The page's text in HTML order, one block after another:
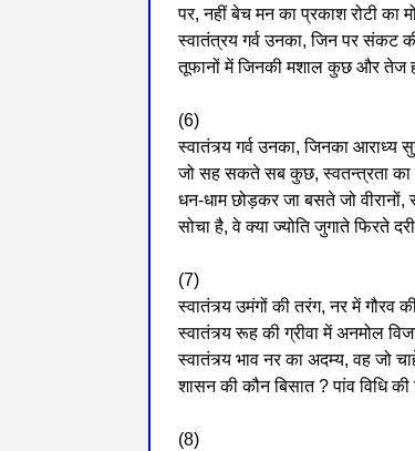
पर, नहीं बेच मन का प्रकाश रोटी का
स्वातंत्रय गर्व उनका, जिन पर संकट
तूफानों में जिनकी मशाल कुछ और तेज
(6)
स्वातंत्र्य गर्व उनका, जिनका आराध्य
जो सह सकते सब कुछ, स्वतन्त्रता का
धन-धाम छोड़कर जा बसते जो वीरानों,
सोचा है, वे क्या ज्योति जुगाते फिरते
(7)
स्वातंत्र्य उमंगों की तरंग, नर में गौरव
स्वातंत्र्य रूह की ग्रीवा में अनमोल
स्वातंत्र्य भाव नर का अदम्य, वह जो
शासन की कौन बिसात ? पांव विधि
(8)